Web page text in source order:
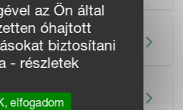
az Ön által
óhajtott
biztosítani
- részletek
elfogadom